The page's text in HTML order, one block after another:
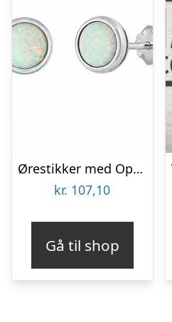
Ørestikker med Opal – 6 mm – pr par
kr. 107,10
Gå til shop